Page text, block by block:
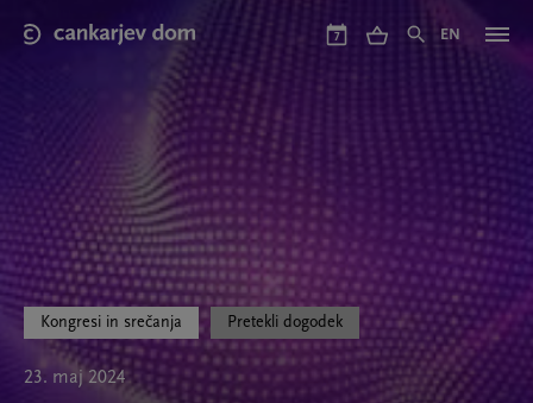
main
7 EN
Kongresi in srečanja Pretekli dogodek
23. maj 2024